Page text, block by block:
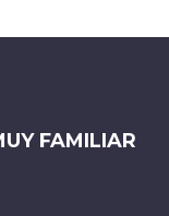
FAMILIAR